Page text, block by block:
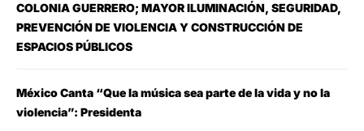
COLONIA GUERRERO; MAYOR ILUMINACIÓN, SEGURIDAD,
PREVENCIÓN DE VIOLENCIA Y CONSTRUCCIÓN DE
ESPACIOS PÚBLICOS
México Canta “Que la música sea parte de la vida y no la
violencia”: Presidenta